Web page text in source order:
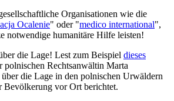
Organisationen wie die
Ocalenie" oder "medico international",
notwendige humanitäre Hilfe leisten!
die Lage! Lest zum Beispiel dieses
polnischen Rechtsanwältin Marta
die Lage in den polnischen Urwäldern
Bevölkerung vor Ort berichtet.